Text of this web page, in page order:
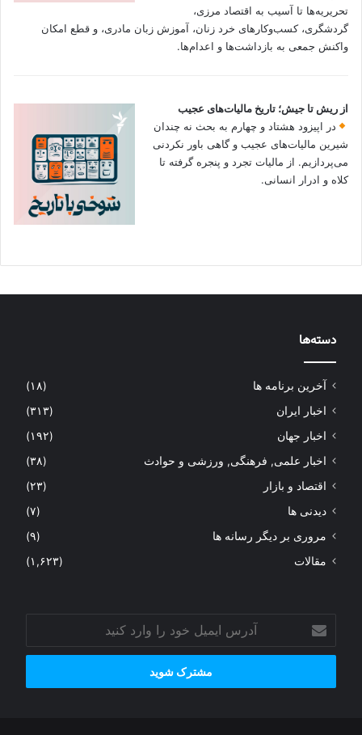
تحریریه‌ها تا آسیب به اقتصاد مرزی،
گردشگری، کسب‌وکارهای خرد زنان، آموزش زبان مادری، و قطع امکان
واکنش جمعی به بازداشت‌ها و اعدام‌ها.
از ریش تا جیش؛ تاریخ مالیات‌های عجیب
در اپیزود هشتاد و چهارم به بحث نه چندان
شیرین مالیات‌های عجیب و گاهی باور نکردنی‌
می‌پردازیم. از مالیات تجرد و پنجره گرفته تا
کلاه و ادرار انسانی.
دسته‌ها
آخرین برنامه ها
(۱۸)
اخبار ایران
(۳۱۳)
اخبار جهان
(۱۹۲)
اخبار علمی, فرهنگی, ورزشی و حوادث
(۳۸)
اقتصاد و بازار
(۲۳)
دیدنی ها
(۷)
مروری بر دیگر رسانه ها
(۹)
مقالات
(۱,۶۲۳)
ایمیل
خود
وارد